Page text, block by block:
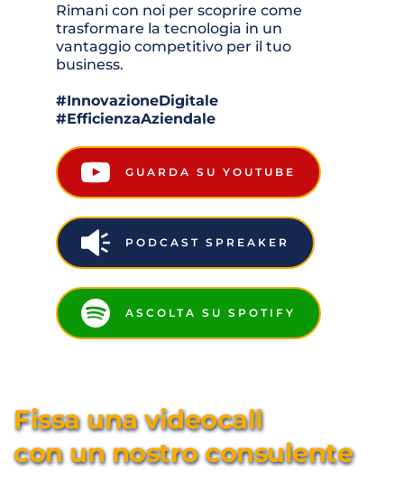
Rimani con noi per scoprire come
trasformare la tecnologia in un
vantaggio competitivo per il tuo
business.
#InnovazioneDigitale
#EfficienzaAziendale
GUARDA SU YOUTUBE
PODCAST SPREAKER
ASCOLTA SU SPOTIFY
Fissa una videocall
con un nostro consulente